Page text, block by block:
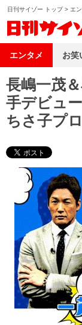
日刊サイゾー トップ> エ
長嶋一茂
手デビュ
ちさ子プ
エンタメ お笑